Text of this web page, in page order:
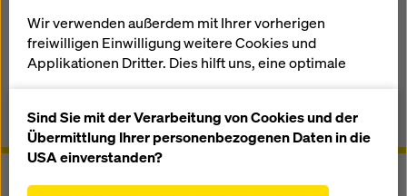
Schalung und Rüstung aus einer Hand
Anwenderinformationen, Dokumente & Videos
Wir verwenden außerdem mit Ihrer vorherigen
freiwilligen Einwilligung weitere Cookies und
Applikationen Dritter. Dies hilft uns, eine optimale
die Funktionalität unserer Website ständig zu
verbessern (Funktionale und Statistik Cookies),
Sind Sie mit der Verarbeitung von Cookies und der
Übermittlung Ihrer personenbezogenen Daten in die
USA einverstanden?